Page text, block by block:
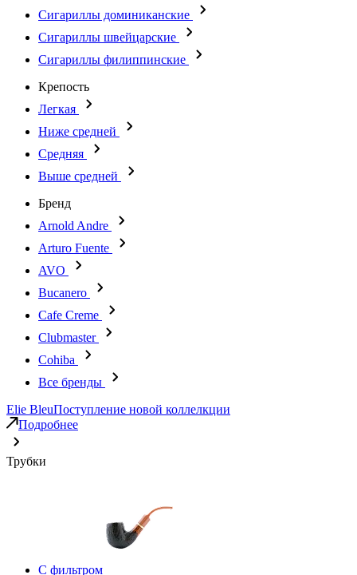
Сигариллы доминиканские
Сигариллы швейцарские
Сигариллы филиппинские
Крепость
Легкая
Ниже средней
Средняя
Выше средней
Бренд
Arnold Andre
Arturo Fuente
AVO
Bucanero
Cafe Creme
Clubmaster
Cohiba
Все бренды
Elie BleuПоступление новой коллелкции
Подробнее
Трубки
С фильтром